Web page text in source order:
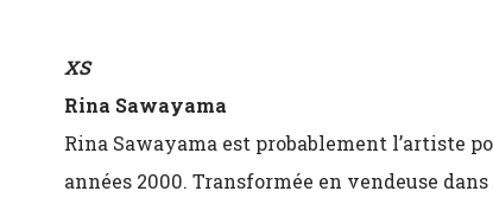
XS
Rina Sawayama
Rina Sawayama est probablement l’artiste
années 2000. Transformée en vendeuse